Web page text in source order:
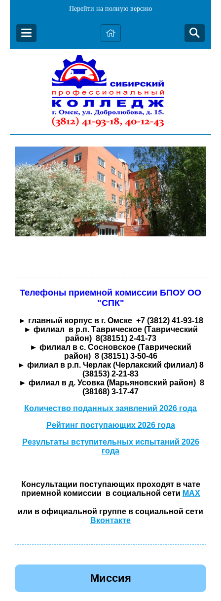
Перейти на полную версию
Телефоны приемной комиссии БПОУ ОО
"СПК"
► главный корпус в г. Омске +7 (3812) 41-93-18
► филиал в р.п. Таврическое (Таврический
район) 8(38151) 2-41-73
► филиал в с. Сосновское (Таврический
район) 8 (38151) 3-50-46
► филиал в р.п. Черлак (Черлакский филиал) 8
(38153) 2-21-83
► филиал в д. Усовка (Марьяновский район) 8
(38168) 3-17-47
Количество поданных заявлений 2026 года
Рейтинг поступающих 2026 года
Результаты вступительных испытаний 2026
года
Консультации поступающих проходят в чате
приемной комиссии в социальной сети MAX
или в официальной группе в социальной сети
Вконтакте
Миссия